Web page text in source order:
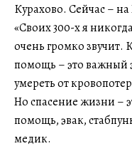
Курахово. Сейчас –
«Своих 300-х я
очень громко звучит.
помощь – это важный
умереть от
Но спасение жизни –
помощь, эвак,
медик.